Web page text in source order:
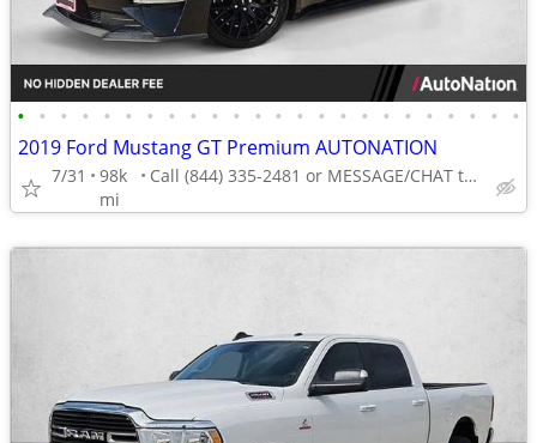
• • • • • • • • • • • • • • • • • • • • • • • •
2019 Ford Mustang GT Premium AUTONATION
7/31
98k
mi
Call (844) 335-2481 or MESSAGE/CHAT to confirm availability